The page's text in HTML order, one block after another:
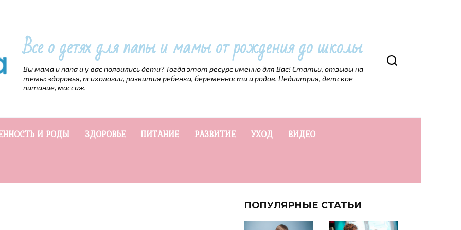
Все о детях для папы и мамы от рождения до школы
Вы мама и папа и у вас появились дети? Тогда этот ресурс именно для Вас! Статьи, отзывы на
темы: здоровья, психологии, развития ребенка, беременности и родов. Педиатрия, детское
питание, массаж.
И РОДЫ ЗДОРОВЬЕ ПИТАНИЕ РАЗВИТИЕ УХОД ВИДЕО
ПОПУЛЯРНЫЕ СТАТЬИ